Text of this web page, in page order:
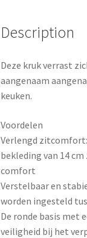
Description
Deze kruk verrast
aangenaam
keuken.
Voordelen
Verlengd
bekleding van 14
comfort
Verstelbaar en
worden ingesteld
De ronde basis met
veiligheid bij het